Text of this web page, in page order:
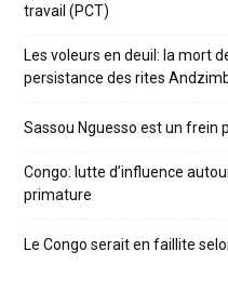
travail (PCT)
Les voleurs en deuil: la mort
persistance des rites
Sassou Nguesso est un frein
Congo: lutte d’influence
primature
Le Congo serait en faillite